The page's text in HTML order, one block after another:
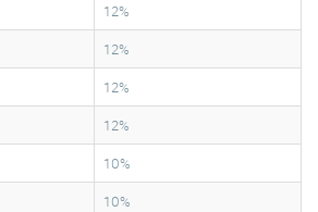
12%
12%
12%
12%
10%
10%